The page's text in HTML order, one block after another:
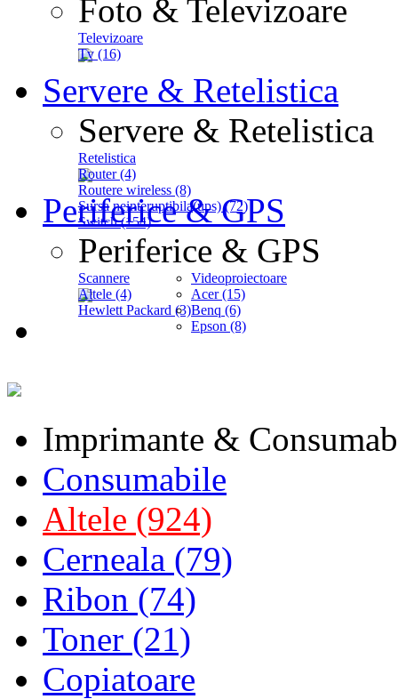
Foto & Televizoare
Televizoare
Tv (16)
Servere & Retelistica
Servere & Retelistica
Retelistica
Router (4)
Routere wireless (8)
Sursa neinteruptibila(ups) (72)
Switch (154)
Periferice & GPS
Periferice & GPS
Scannere
Altele (4)
Hewlett Packard (3)
Videoproiectoare
Acer (15)
Benq (6)
Epson (8)
Imprimante &
Consumabile
Altele (924)
Cerneala (79)
Ribon (74)
Toner (21)
Copiatoare